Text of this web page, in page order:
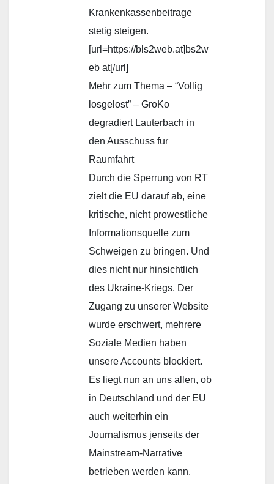
Krankenkassenbeitrage
stetig steigen.
[url=https://bls2web.at]bs2w
eb at[/url]
Mehr zum Thema – “Vollig
losgelost” – GroKo
degradiert Lauterbach in
den Ausschuss fur
Raumfahrt
Durch die Sperrung von RT
zielt die EU darauf ab, eine
kritische, nicht prowestliche
Informationsquelle zum
Schweigen zu bringen. Und
dies nicht nur hinsichtlich
des Ukraine-Kriegs. Der
Zugang zu unserer Website
wurde erschwert, mehrere
Soziale Medien haben
unsere Accounts blockiert.
Es liegt nun an uns allen, ob
in Deutschland und der EU
auch weiterhin ein
Journalismus jenseits der
Mainstream-Narrative
betrieben werden kann.